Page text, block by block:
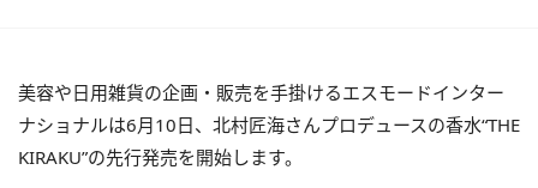
美容や日用雑貨の企画・販売を手掛けるエスモードインター
ナショナルは6月10日、北村匠海さんプロデュースの香水“THE
KIRAKU”の先行発売を開始します。